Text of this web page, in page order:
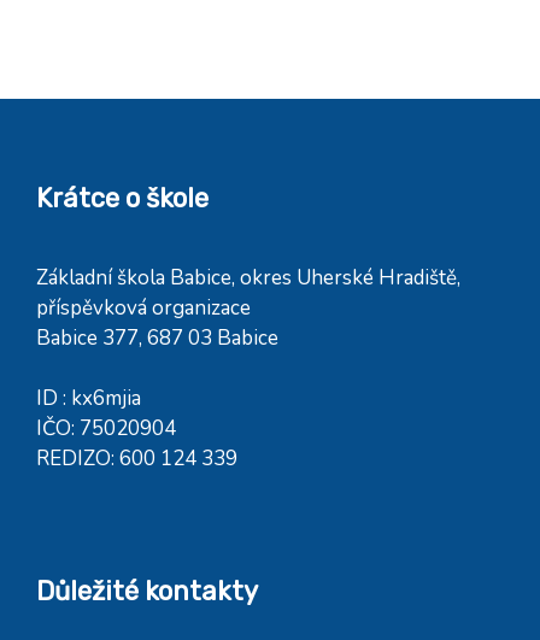
Krátce o škole
Základní škola Babice, okres Uherské Hradiště,
příspěvková organizace
Babice 377, 687 03 Babice
ID : kx6mjia
IČO: 75020904
REDIZO: 600 124 339
Důležité kontakty